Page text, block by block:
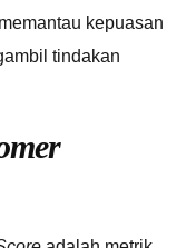
kepuasan
tindakan